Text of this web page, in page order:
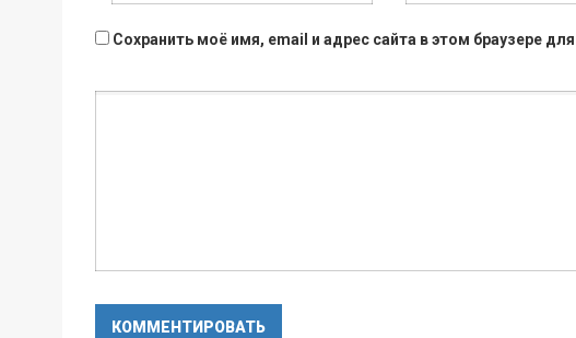
Сохранить моё имя, email и адрес сайта в этом браузере